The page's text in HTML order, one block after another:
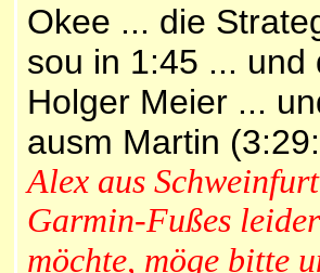
Okee ... die
sou in 1:45 ... und
Holger Meier ...
ausm Martin
Alex aus
Garmin-Fußes
möchte, möge bitte